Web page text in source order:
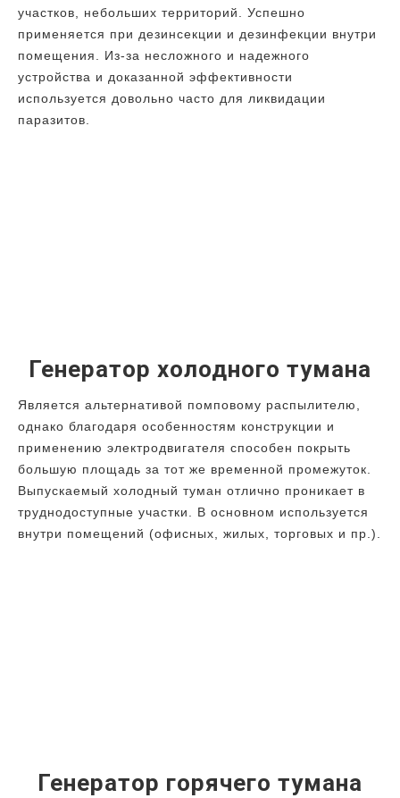
участков, небольших территорий. Успешно
применяется при дезинсекции и дезинфекции внутри
помещения. Из-за несложного и надежного
устройства и доказанной эффективности
используется довольно часто для ликвидации
паразитов.
Генератор холодного тумана
Является альтернативой помповому распылителю,
однако благодаря особенностям конструкции и
применению электродвигателя способен покрыть
большую площадь за тот же временной промежуток.
Выпускаемый холодный туман отлично проникает в
труднодоступные участки. В основном используется
внутри помещений (офисных, жилых, торговых и пр.).
Генератор горячего тумана